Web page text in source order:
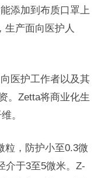
添加到布质口罩上
生产面向医护人
医护工作者以及其
。Zetta将商业化生
。
粒，防护小至0.3微
介于3至5微米。Z-